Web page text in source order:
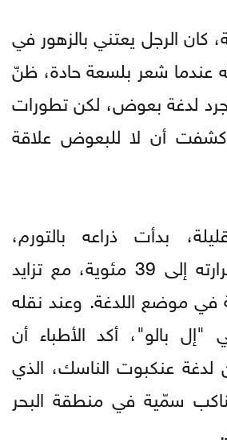
الرجل يعتني بالزهور في
عندما شعر بلسعة حادة، ظنّ
لدغة بعوض، لكن تطورات
كشفت أن لا للبعوض علاقة
بدأت ذراعه بالتورم،
وارتفعت درجة حرارته إلى 39 مئوية، مع تزايد
في موضع اللدغة. وعند نقله
"إل بالو"، أكد الأطباء أن
لدغة عنكبوت الناسك، الذي
سمّية في منطقة البحر